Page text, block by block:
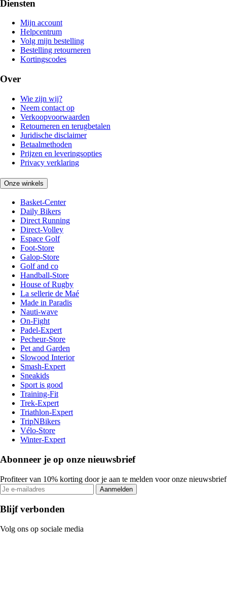
Diensten
Mijn account
Helpcentrum
Volg mijn bestelling
Bestelling retourneren
Kortingscodes
Over
Wie zijn wij?
Neem contact op
Verkoopvoorwaarden
Retourneren en terugbetalen
Juridische disclaimer
Betaalmethoden
Prijzen en leveringsopties
Privacy verklaring
Onze winkels
Basket-Center
Daily Bikers
Direct Running
Direct-Volley
Espace Golf
Foot-Store
Galop-Store
Golf and co
Handball-Store
House of Rugby
La sellerie de Maé
Made in Paradis
Nauti-wave
On-Fight
Padel-Expert
Pecheur-Store
Pet and Garden
Slowood Interior
Smash-Expert
Sneakids
Sport is good
Training-Fit
Trek-Expert
Triathlon-Expert
TripNBikers
Vélo-Store
Winter-Expert
Abonneer je op onze nieuwsbrief
Profiteer van 10% korting door je aan te melden voor onze nieuwsbrief
Aanmelden
Blijf verbonden
Volg ons op sociale media